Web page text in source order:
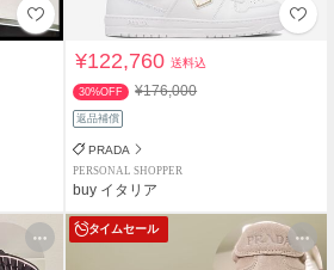
¥122,760送料込
30%OFF ¥176,000
返品補償
PRADA
PERSONAL SHOPPER
buy イタリア
タイムセール